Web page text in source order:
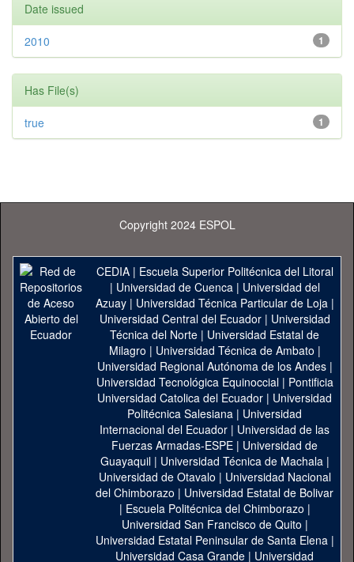
Date issued
1
2010
Has File(s)
1
true
Copyright 2024 ESPOL
CEDIA| Escuela Superior Politécnica del Litoral
| Universidad de Cuenca| Universidad del
Azuay| Universidad Técnica Particular de Loja|
Universidad Central del Ecuador| Universidad
Técnica del Norte | Universidad Estatal de
Milagro | Universidad Técnica de Ambato |
Universidad Regional Autónoma de los Andes|
Universidad Tecnológica Equinoccial| Pontificia
Universidad Catolica del Ecuador | Universidad
Politécnica Salesiana | Universidad
Internacional del Ecuador | Universidad de las
Fuerzas Armadas-ESPE | Universidad de
Guayaquil| Universidad Técnica de Machala|
Universidad de Otavalo | Universidad Nacional
del Chimborazo | Universidad Estatal de Bolivar
| Escuela Politécnica del Chimborazo |
Universidad San Francisco de Quito |
Universidad Estatal Peninsular de Santa Elena|
Universidad Casa Grande | Universidad